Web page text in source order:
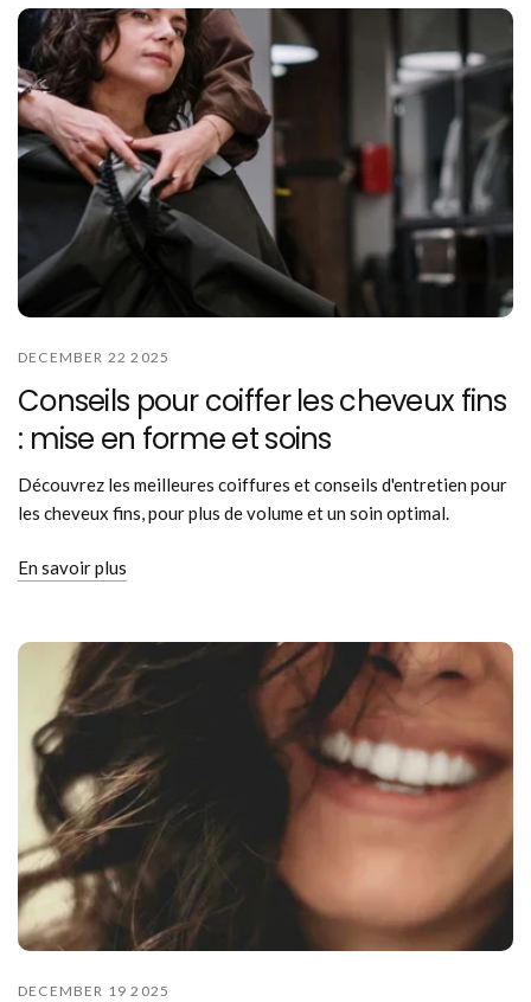
DECEMBER 22 2025
Conseils pour coiffer les cheveux fins
: mise en forme et soins
Découvrez les meilleures coiffures et conseils d'entretien pour
les cheveux fins, pour plus de volume et un soin optimal.
En savoir plus
DECEMBER 19 2025